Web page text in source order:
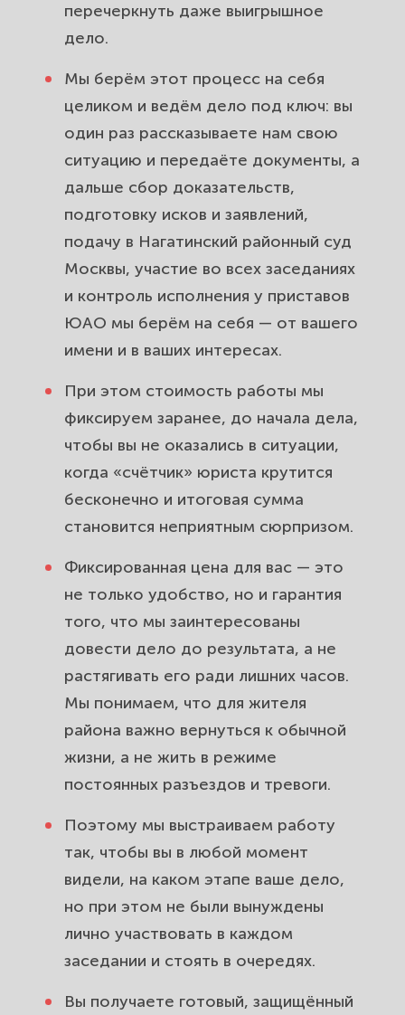
перечеркнуть даже выигрышное
дело.
Мы берём этот процесс на себя
целиком и ведём дело под ключ: вы
один раз рассказываете нам свою
ситуацию и передаёте документы, а
дальше сбор доказательств,
подготовку исков и заявлений,
подачу в Нагатинский районный суд
Москвы, участие во всех заседаниях
и контроль исполнения у приставов
ЮАО мы берём на себя — от вашего
имени и в ваших интересах.
При этом стоимость работы мы
фиксируем заранее, до начала дела,
чтобы вы не оказались в ситуации,
когда «счётчик» юриста крутится
бесконечно и итоговая сумма
становится неприятным сюрпризом.
Фиксированная цена для вас — это
не только удобство, но и гарантия
того, что мы заинтересованы
довести дело до результата, а не
растягивать его ради лишних часов.
Мы понимаем, что для жителя
района важно вернуться к обычной
жизни, а не жить в режиме
постоянных разъездов и тревоги.
Поэтому мы выстраиваем работу
так, чтобы вы в любой момент
видели, на каком этапе ваше дело,
но при этом не были вынуждены
лично участвовать в каждом
заседании и стоять в очередях.
Вы получаете готовый, защищённый